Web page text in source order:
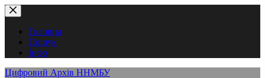
Перейти
до
вмістуГоловна
Пошук
Інфо
Цифровий Архів ННМБУ